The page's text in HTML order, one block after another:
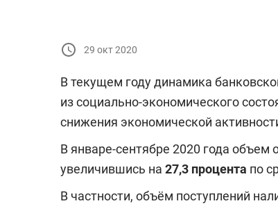
29 окт 2020
В текущем году динамика
из социально-экономического
снижения экономической
В январе-сентябре 2020 года объем
увеличившись на 27,3 процента по
В частности, объём поступлений